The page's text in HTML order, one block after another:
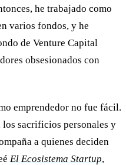
he trabajado como
varios fondos, y he
de Venture Capital
obsesionados con
emprendedor no fue fácil.
sacrificios personales y
a quienes deciden
El Ecosistema Startup,